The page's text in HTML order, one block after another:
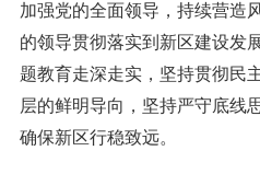
加强党的全面领导，持续营造
的领导贯彻落实到新区建设发
题教育走深走实，坚持贯彻民
层的鲜明导向，坚持严守底线
确保新区行稳致远。